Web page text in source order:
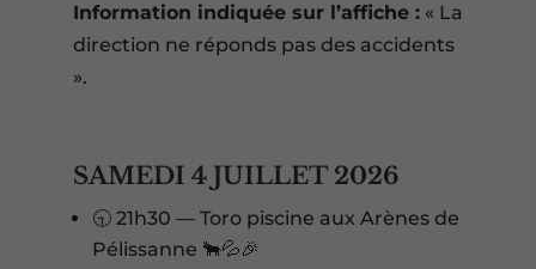
Information indiquée sur l’affiche :« La
direction ne réponds pas des accidents
».
SAMEDI 4 JUILLET 2026
🕤 21h30 — Toro piscine aux Arènes de
Pélissanne 🐂💦🎉